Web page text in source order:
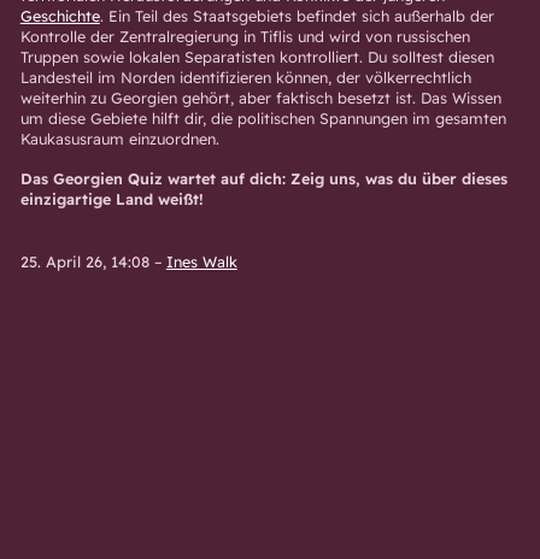
Geschichte. Ein Teil des Staatsgebiets befindet sich außerhalb der
Kontrolle der Zentralregierung in Tiflis und wird von russischen
Truppen sowie lokalen Separatisten kontrolliert. Du solltest diesen
Landesteil im Norden identifizieren können, der völkerrechtlich
weiterhin zu Georgien gehört, aber faktisch besetzt ist. Das Wissen
um diese Gebiete hilft dir, die politischen Spannungen im gesamten
Kaukasusraum einzuordnen.
Das Georgien Quiz wartet auf dich: Zeig uns, was du über dieses
einzigartige Land weißt!
25. April 26, 14:08– Ines Walk